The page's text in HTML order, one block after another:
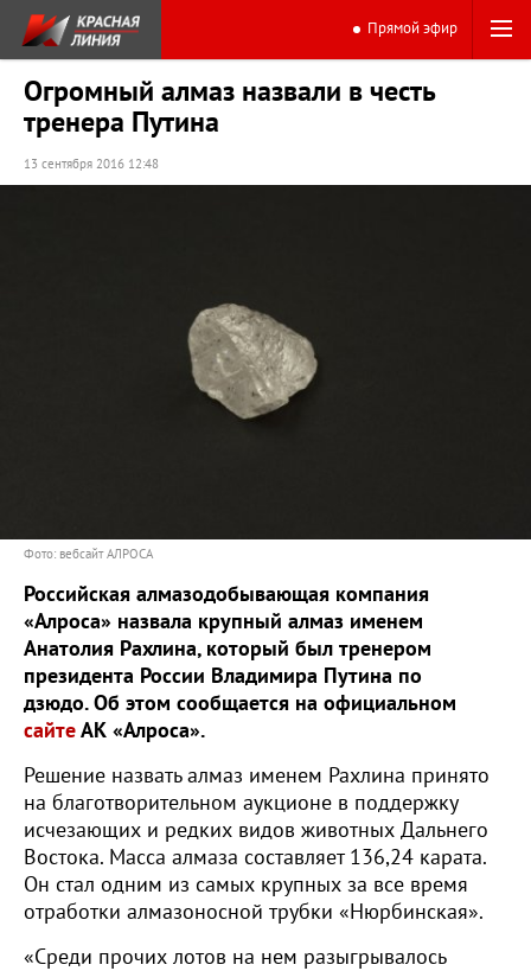
Прямой эфир
Огромный алмаз назвали в честь
тренера Путина
13 сентября 2016 12:48
Фото: вебсайт АЛРОСА
Российская алмазодобывающая компания
«Алроса» назвала крупный алмаз именем
Анатолия Рахлина, который был тренером
президента России Владимира Путина по
дзюдо. Об этом сообщается на официальном
сайтеАК «Алроса».
Решение назвать алмаз именем Рахлина принято
на благотворительном аукционе в поддержку
исчезающих и редких видов животных Дальнего
Востока. Масса алмаза составляет 136,24 карата.
Он стал одним из самых крупных за все время
отработки алмазоносной трубки «Нюрбинская».
«Среди прочих лотов на нем разыгрывалось